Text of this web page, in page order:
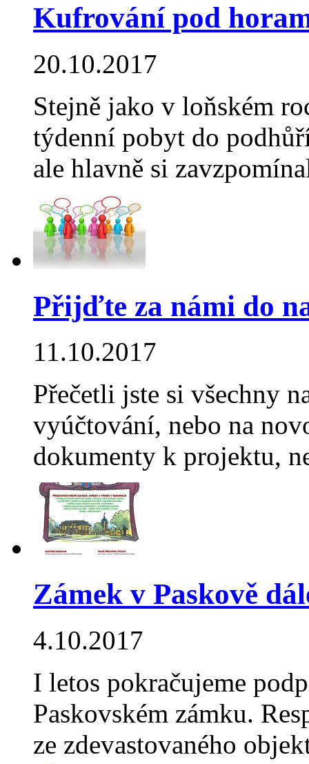
Kufrování pod
20.10.2017
Stejně jako v loňském
týdenní pobyt do
ale hlavně si
Přijďte za námi do
11.10.2017
Přečetli jste si všechny
vyúčtování, nebo na
dokumenty k projektu,
Zámek v Paskově
4.10.2017
I letos pokračujeme
Paskovském zámku.
ze zdevastovaného